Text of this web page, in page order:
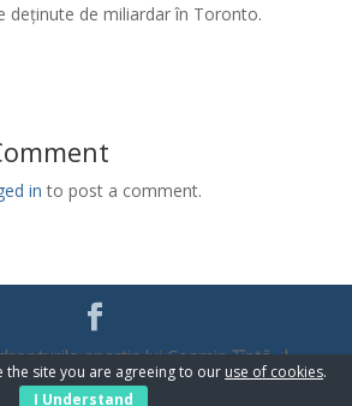
deținute de miliardar în Toronto.
in to post a comment.
aparțin lui Cosmin Țîntă |
Promo Zone
the site you are agreeing to our use of cookies.
I Understand